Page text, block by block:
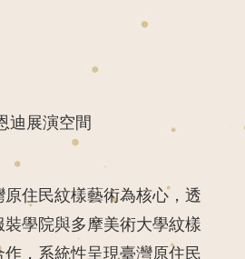
迪展演空間
住民紋樣藝術為核心，透
學院與多摩美術大學紋樣
，系統性呈現臺灣原住民